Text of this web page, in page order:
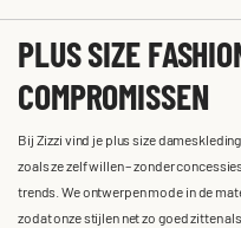
PLUS SIZE
COMPROMISSEN
Bij Zizzi vind je plus size
zoals ze zelf willen – zonder
trends. We ontwerpen mode in de
zodat onze stijlen net zo goed zitten